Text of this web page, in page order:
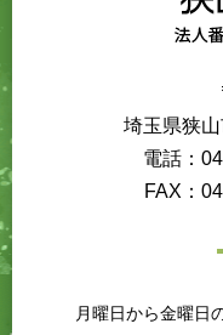
埼玉県狭
電話：
FAX：
月曜日から金曜日